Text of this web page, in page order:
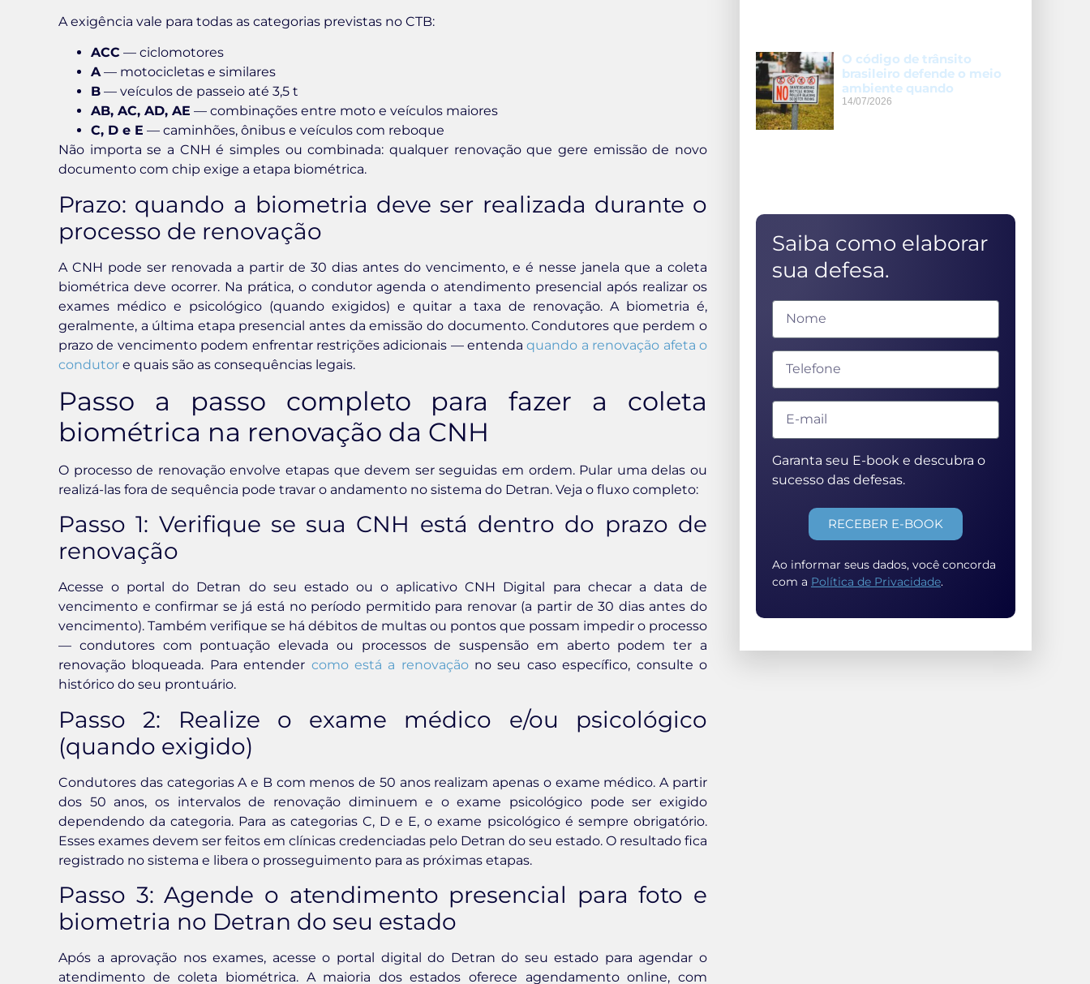
A exigência vale para todas as categorias previstas no CTB:
ACC — ciclomotores
A— motocicletas e similares
B — veículos de passeio até 3,5 t
AB, AC, AD, AE — combinações entre moto e veículos maiores
C, D e E — caminhões, ônibus e veículos com reboque
Não importa se a CNH é simples ou combinada: qualquer renovação que gere emissão de novo
documento com chip exige a etapa biométrica.
Prazo: quando a biometria deve ser realizada durante o
processo de renovação
A CNH pode ser renovada a partir de 30 dias antes do vencimento, e é nesse janela que a coleta
biométrica deve ocorrer. Na prática, o condutor agenda o atendimento presencial após realizar os
exames médico e psicológico (quando exigidos) e quitar a taxa de renovação. A biometria é,
geralmente, a última etapa presencial antes da emissão do documento. Condutores que perdem o
prazo de vencimento podem enfrentar restrições adicionais — entendaquando a renovação afeta o
condutor e quais são as consequências legais.
Passo a passo completo para fazer a coleta
biométrica na renovação da CNH
O processo de renovação envolve etapas que devem ser seguidas em ordem. Pular uma delas ou
realizá-las fora de sequência pode travar o andamento no sistema do Detran. Veja o fluxo completo:
Passo 1: Verifique se sua CNH está dentro do prazo de
renovação
Acesse o portal do Detran do seu estado ou o aplicativo CNH Digital para checar a data de
vencimento e confirmar se já está no período permitido para renovar (a partir de 30 dias antes do
vencimento). Também verifique se há débitos de multas ou pontos que possam impedir o processo
— condutores com pontuação elevada ou processos de suspensão em aberto podem ter a
renovação bloqueada. Para entender como está a renovaçãono seu caso específico, consulte o
histórico do seu prontuário.
Passo 2: Realize o exame médico e/ou psicológico
(quando exigido)
Condutores das categorias A e B com menos de 50 anos realizam apenas o exame médico. A partir
dos 50 anos, os intervalos de renovação diminuem e o exame psicológico pode ser exigido
dependendo da categoria. Para as categorias C, D e E, o exame psicológico é sempre obrigatório.
Esses exames devem ser feitos em clínicas credenciadas pelo Detran do seu estado. O resultado fica
registrado no sistema e libera o prosseguimento para as próximas etapas.
Passo 3: Agende o atendimento presencial para foto e
biometria no Detran do seu estado
Após a aprovação nos exames, acesse o portal digital do Detran do seu estado para agendar o
atendimento de coleta biométrica. A maioria dos estados oferece agendamento online, com
O código de trânsito
brasileiro defende o meio
ambiente quando
14/07/2026
Saiba como elaborar
sua defesa.
Garanta seu E-book e descubra o
sucesso das defesas.
RECEBER E-BOOK
Ao informar seus dados, você concorda
com a Política de Privacidade.